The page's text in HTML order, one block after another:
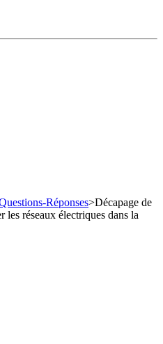
Réponses>Décapage de
les réseaux électriques dans la